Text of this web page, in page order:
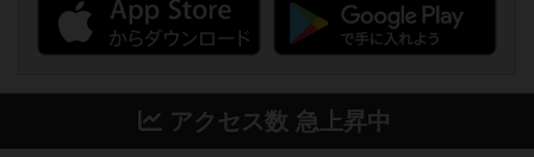
アクセス数 急上昇中